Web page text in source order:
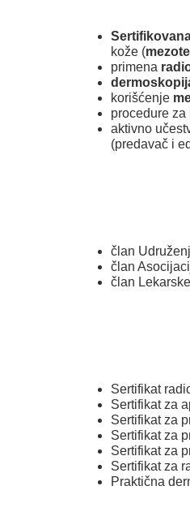
kože (
primena
korišćenje
procedure za
aktivno
(predavač i
član
član
član
Sertifikat
Sertifikat za
Sertifikat za
Sertifikat za
Sertifikat za
Sertifikat za
Praktična